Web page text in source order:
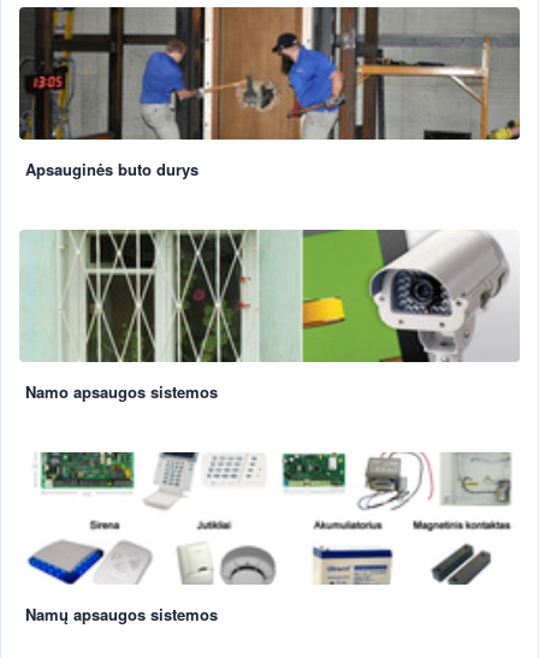
Apsauginės buto durys
Namo apsaugos sistemos
Namų apsaugos sistemos